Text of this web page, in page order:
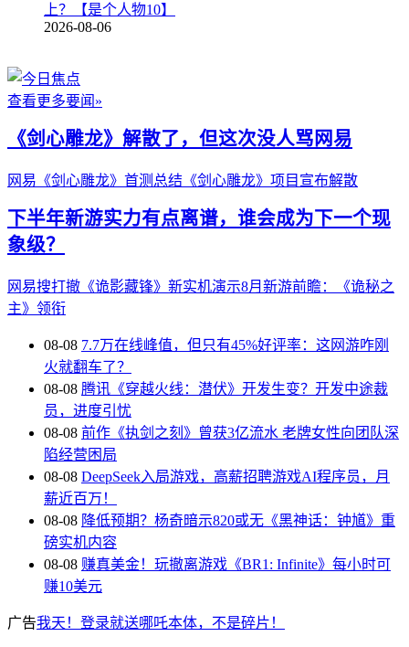
上？【是个人物10】
2026-08-06
查看更多要闻»
《剑心雕龙》解散了，但这次没人骂网易
网易《剑心雕龙》首测总结 《剑心雕龙》项目宣布解散
下半年新游实力有点离谱，谁会成为下一个现
象级？
网易搜打撤《诡影藏锋》新实机演示8月新游前瞻：《诡秘之
主》领衔
08-08 7.7万在线峰值，但只有45%好评率：这网游咋刚
火就翻车了？
08-08 腾讯《穿越火线：潜伏》开发生变？开发中途裁
员，进度引忧
08-08 前作《执剑之刻》曾获3亿流水 老牌女性向团队深
陷经营困局
08-08 DeepSeek入局游戏，高薪招聘游戏AI程序员，月
薪近百万！
08-08 降低预期？杨奇暗示820或无《黑神话：钟馗》重
磅实机内容
08-08 赚真美金！玩撤离游戏《BR1: Infinite》每小时可
赚10美元
广告我天！登录就送哪吒本体，不是碎片！